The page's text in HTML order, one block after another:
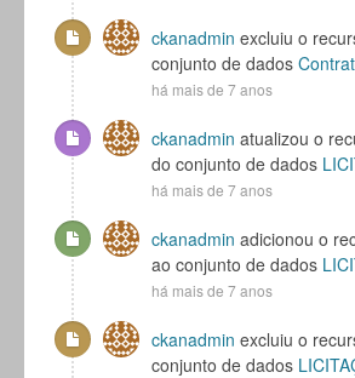
ckanadmin excluiu o
conjunto de dados
há mais de 7 anos
ckanadmin atualizou o
do conjunto de dados
há mais de 7 anos
ckanadmin adicionou o
ao conjunto de dados
há mais de 7 anos
ckanadmin excluiu o
conjunto de dados